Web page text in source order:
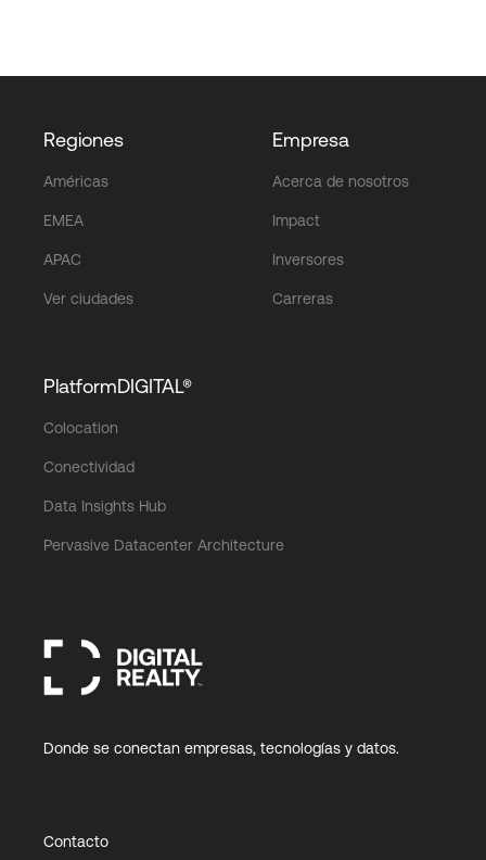
Regiones
Américas
EMEA
APAC
Ver ciudades
Empresa
Acerca de nosotros
Impact
Inversores
Carreras
PlatformDIGITAL®
Colocation
Conectividad
Data Insights Hub
Pervasive Datacenter Architecture
Donde se conectan empresas, tecnologías y datos.
Contacto